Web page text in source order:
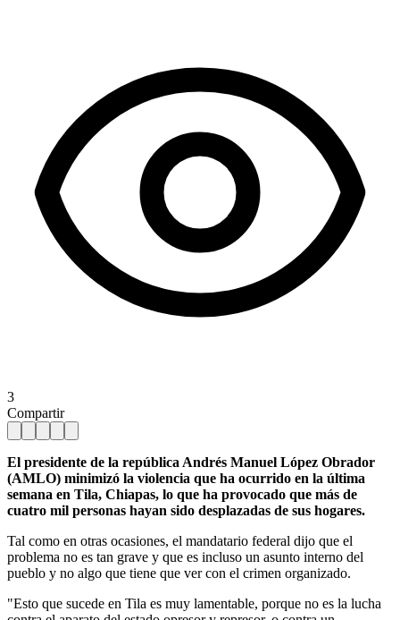
3
Compartir
El presidente de la república Andrés Manuel López Obrador
(AMLO) minimizó la violencia que ha ocurrido en la última
semana en Tila, Chiapas, lo que ha provocado que más de
cuatro mil personas hayan sido desplazadas de sus hogares.
Tal como en otras ocasiones, el mandatario federal dijo que el
problema no es tan grave y que es incluso un asunto interno del
pueblo y no algo que tiene que ver con el crimen organizado.
"Esto que sucede en Tila es muy lamentable, porque no es la lucha